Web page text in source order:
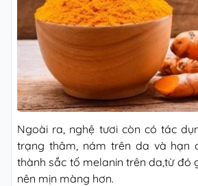
Ngoài ra, nghệ tươi còn có tác
trạng thâm, nám trên da và hạn
thành sắc tố melanin trên da,từ đó
nên mịn màng hơn.